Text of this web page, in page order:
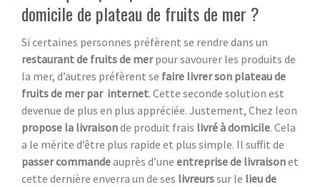
domicile de plateau de fruits de mer ?
Si certaines personnes préfèrent se rendre dans un
restaurant de fruits de merpour savourer les produits de
la mer, d’autres préfèrent se faire livrer son plateau de
fruits de mer par internet. Cette seconde solution est
devenue de plus en plus appréciée. Justement, Chez leon
propose la livraisonde produit frais livré à domicile. Cela
a le mérite d’être plus rapide et plus simple. Il suffit de
passer commandeauprès d’une entreprise de livraisonet
cette dernière enverra un de ses livreurssur le lieu de